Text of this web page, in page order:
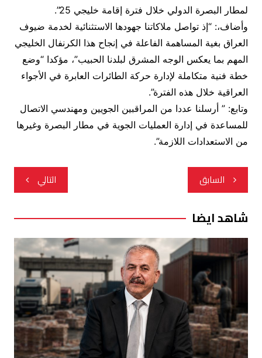
لمطار البصرة الدولي خلال فترة إقامة خليجي 25”.
وأضاف،: “إذ تواصل ملاكاتنا جهودها الاستثنائية لخدمة ضيوف
العراق بغية المساهمة الفاعلة في إنجاح هذا الكرنفال الخليجي
المهم بما يعكس الوجه المشرق لبلدنا الحبيب”، مؤكدا “وضع
خطة فنية متكاملة لإدارة حركة الطائرات العابرة في الأجواء
العراقية خلال هذه الفترة”.
وتابع: ” أرسلنا عددا من المراقبين الجويين ومهندسي الاتصال
للمساعدة في إدارة العمليات الجوية في مطار البصرة وغيرها
من الاستعدادات اللازمة”.
تصفّح
المقالات
السابق التالي
شاهد ايضا